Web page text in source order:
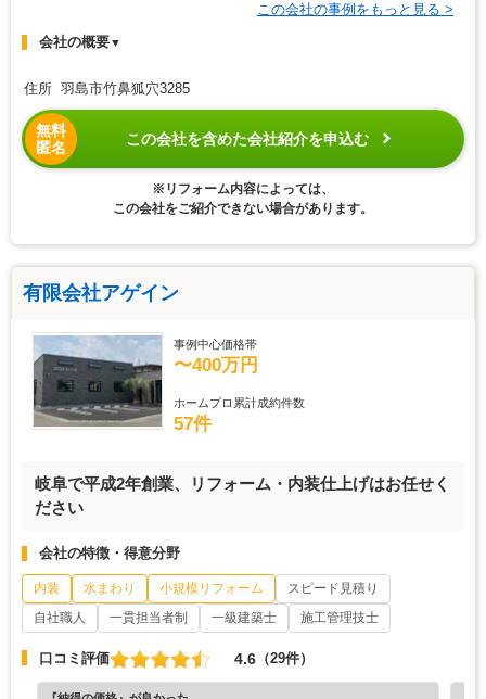
この会社の事例をもっと見る >
会社の概要▼
住所 羽島市竹鼻狐穴3285
無料
匿名
この会社を含めた会社紹介を申込む
※リフォーム内容によっては、
この会社をご紹介できない場合があります。
有限会社アゲイン
事例中心価格帯
〜400万円
ホームプロ累計成約件数
57件
岐阜で平成2年創業、リフォーム・内装仕上げはお任せく
ださい
会社の特徴・得意分野
内装 水まわり 小規模リフォーム
スピード見積り
自社職人
一貫担当者制 一級建築士 施工管理技士
口コミ評価 4.6 （29件）